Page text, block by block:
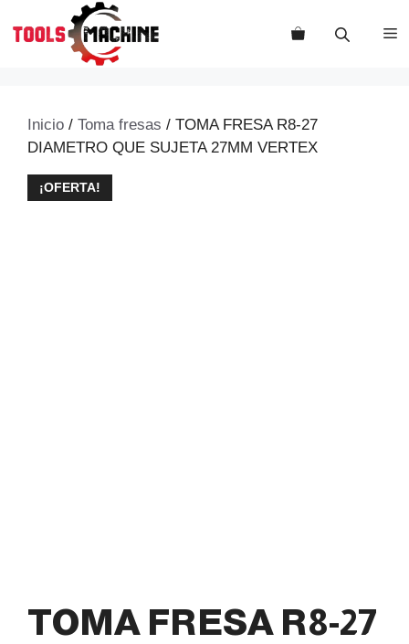
Inicio / Toma fresas / TOMA FRESA R8-27
DIAMETRO QUE SUJETA 27MM VERTEX
¡OFERTA!
TOMA FRESA R8-27